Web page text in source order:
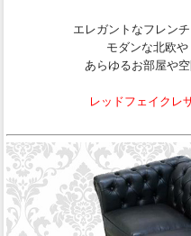
エレガントなフレン
モダンな北欧
あらゆるお部屋や
レッドフェイクレ